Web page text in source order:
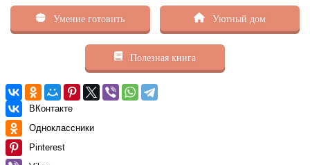
Умение готовить Уютный дом
Полезная книга
ВКонтакте
Одноклассники
Pinterest